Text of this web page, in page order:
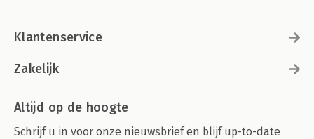
Klantenservice
Zakelijk
Altijd op de hoogte
Schrijf u in voor onze nieuwsbrief en blijf up-to-date